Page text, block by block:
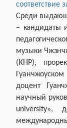
соответствие
Среди
– кандидаты
музыки
(КНР),
доцент
научный
university»,